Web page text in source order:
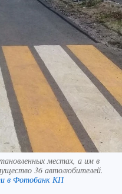
местах, а им в
36 автолюбителей.
в Фотобанк КП